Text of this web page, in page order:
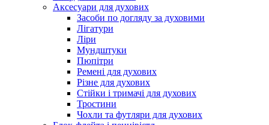
Аксесуари для духових
Засоби по догляду за духовими
Лігатури
Ліри
Мундштуки
Пюпітри
Ремені для духових
Різне для духових
Стійки і тримачі для духових
Тростини
Чохли та футляри для духових